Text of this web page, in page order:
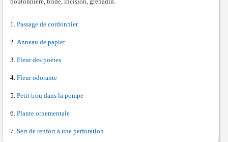
Passage de cordonnier
Anneau de papier
Fleur des poètes
Fleur odorante
Petit trou dans la pompe
Plante ornementale
Sert de renfort à une perforation